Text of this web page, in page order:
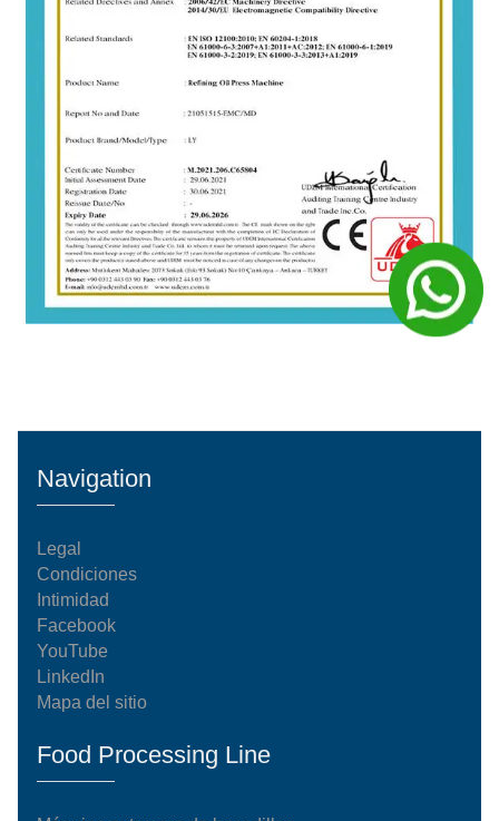
Navigation
Legal
Condiciones
Intimidad
Facebook
YouTube
LinkedIn
Mapa del sitio
Food Processing Line